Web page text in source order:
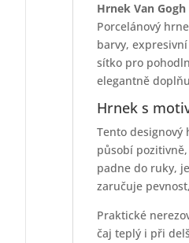
Hrnek Van
Porcelánový
barvy,
sítko pro
elegantně
Hrnek s
Tento designový
působí
padne do ruky,
zaručuje
Praktické
čaj teplý i při